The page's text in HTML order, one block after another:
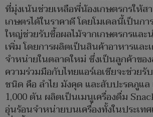
ที่มุ่งเน้นช่วยเหลือพี่น้องเกษตรกรให้ส
เกษตรได้ในราคาดี โดยโมเดลนี้เป็นก
ใหญ่ช่วยรับซื้อผลไม้จากเกษตรกรและ
เพิ่ม โดยการผลิตเป็นสินค้าอาหารและ
จำหน่ายในตลาดใหม่ ซึ่งเป็นลูกค้าขอ
ความร่วมมือกับไทยแอร์เอเชียจะช่วย
ชนิด คือ ลำไย มังคุด และสับปะรดภูแล
1,000 ตัน ผลิตเป็นเมนูเครื่องดื่ม
อุ่นร้อนจำหน่ายบนเครื่องทั้งในประเท